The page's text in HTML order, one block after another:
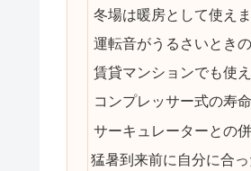
冬場は暖房として使え
運転音がうるさいとき
賃貸マンションでも使
コンプレッサー式の寿
サーキュレーターとの
猛暑到来前に自分に合